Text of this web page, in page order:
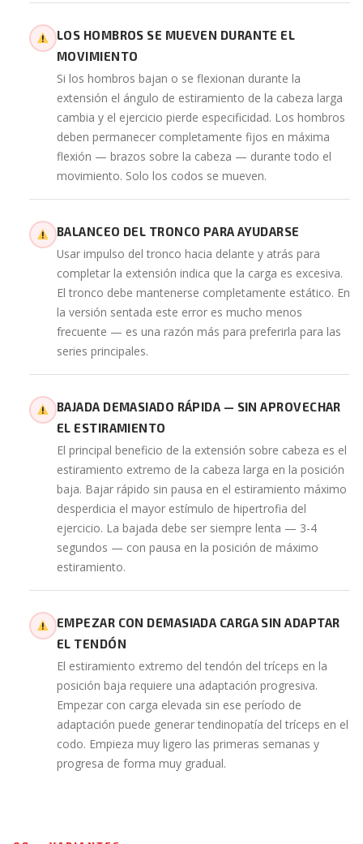
LOS HOMBROS SE MUEVEN DURANTE EL
MOVIMIENTO
Si los hombros bajan o se flexionan durante la
extensión el ángulo de estiramiento de la cabeza larga
cambia y el ejercicio pierde especificidad. Los hombros
deben permanecer completamente fijos en máxima
flexión — brazos sobre la cabeza — durante todo el
movimiento. Solo los codos se mueven.
BALANCEO DEL TRONCO PARA AYUDARSE
Usar impulso del tronco hacia delante y atrás para
completar la extensión indica que la carga es excesiva.
El tronco debe mantenerse completamente estático. En
la versión sentada este error es mucho menos
frecuente — es una razón más para preferirla para las
series principales.
BAJADA DEMASIADO RÁPIDA — SIN APROVECHAR
EL ESTIRAMIENTO
El principal beneficio de la extensión sobre cabeza es el
estiramiento extremo de la cabeza larga en la posición
baja. Bajar rápido sin pausa en el estiramiento máximo
desperdicia el mayor estímulo de hipertrofia del
ejercicio. La bajada debe ser siempre lenta — 3-4
segundos — con pausa en la posición de máximo
estiramiento.
EMPEZAR CON DEMASIADA CARGA SIN ADAPTAR
EL TENDÓN
El estiramiento extremo del tendón del tríceps en la
posición baja requiere una adaptación progresiva.
Empezar con carga elevada sin ese período de
adaptación puede generar tendinopatía del tríceps en el
codo. Empieza muy ligero las primeras semanas y
progresa de forma muy gradual.